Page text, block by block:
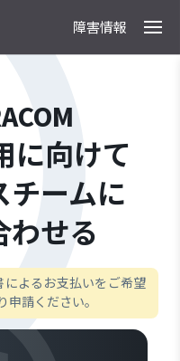
障害情報
に向けて
チームに
わせる
よるお支払いをご希望
申請ください。